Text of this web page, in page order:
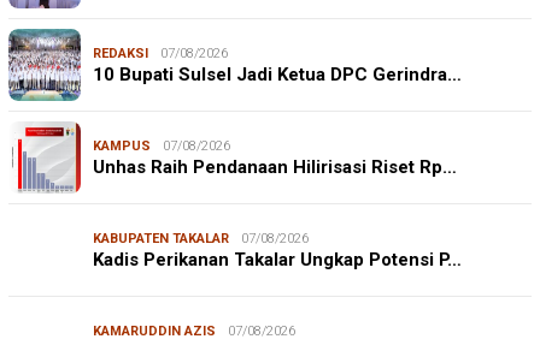
REDAKSI 07/08/2026
10 Bupati Sulsel Jadi Ketua DPC Gerindra…
KAMPUS 07/08/2026
Unhas Raih Pendanaan Hilirisasi Riset Rp…
KABUPATEN TAKALAR 07/08/2026
Kadis Perikanan Takalar Ungkap Potensi P…
KAMARUDDIN AZIS 07/08/2026